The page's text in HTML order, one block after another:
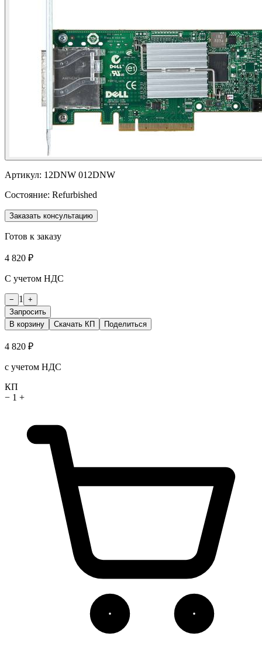
Артикул: 12DNW 012DNW
Состояние: Refurbished
Заказать консультацию
Готов к заказу
4 820 ₽
С учетом НДС
− 1
+
Запросить
В корзину
Скачать КП Поделиться
4 820 ₽
с учетом НДС
КП
− 1 +